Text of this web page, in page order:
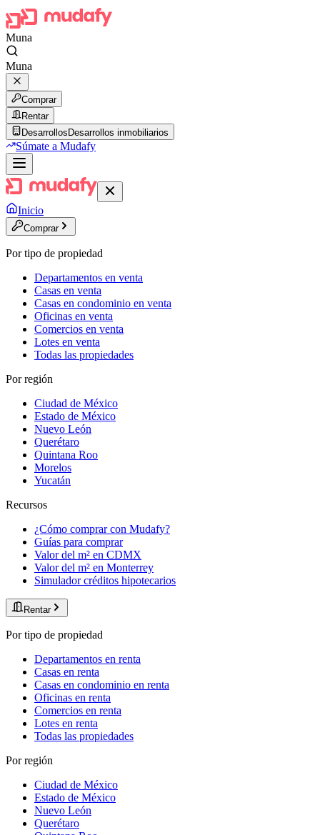
Muna
Muna
Comprar
Rentar
Desarrollos Desarrollos inmobiliarios
Súmate a Mudafy
Inicio
Comprar
Por tipo de propiedad
Departamentos en venta
Casas en venta
Casas en condominio en venta
Oficinas en venta
Comercios en venta
Lotes en venta
Todas las propiedades
Por región
Ciudad de México
Estado de México
Nuevo León
Querétaro
Quintana Roo
Morelos
Yucatán
Recursos
¿Cómo comprar con Mudafy?
Guías para comprar
Valor del m² en CDMX
Valor del m² en Monterrey
Simulador créditos hipotecarios
Rentar
Por tipo de propiedad
Departamentos en renta
Casas en renta
Casas en condominio en renta
Oficinas en renta
Comercios en renta
Lotes en renta
Todas las propiedades
Por región
Ciudad de México
Estado de México
Nuevo León
Querétaro